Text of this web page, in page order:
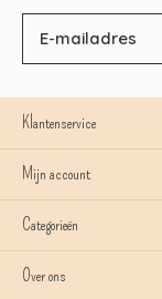
Klantenservice
Mijn account
Categorieën
Over ons